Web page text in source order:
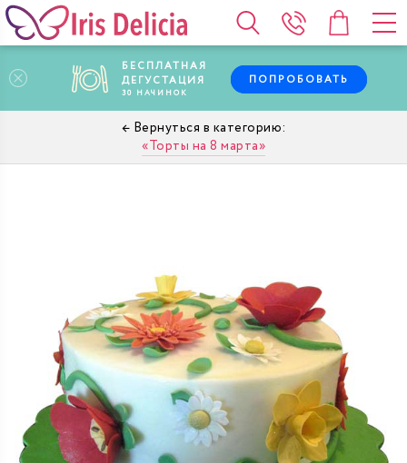
БЕСПЛАТНАЯ
ДЕГУСТАЦИЯ
30 НАЧИНОК
ПОПРОБОВАТЬ
Торты на 8 марта